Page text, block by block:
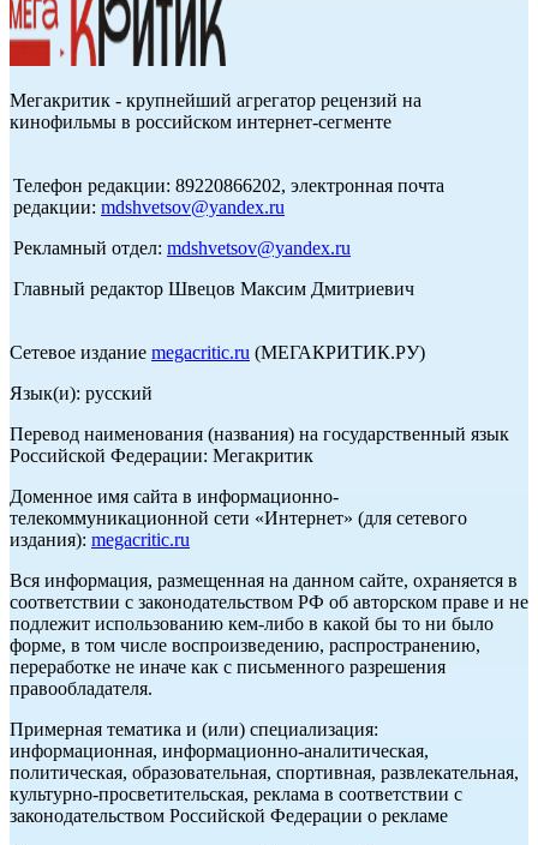
Мегакритик - крупнейший агрегатор рецензий на
кинофильмы в российском интернет-сегменте
Телефон редакции: 89220866202, электронная почта
редакции: mdshvetsov@yandex.ru
Рекламный отдел: mdshvetsov@yandex.ru
Главный редактор Швецов Максим Дмитриевич
Сетевое издание megacritic.ru (МЕГАКРИТИК.РУ)
Язык(и): русский
Перевод наименования (названия) на государственный язык
Российской Федерации: Мегакритик
Доменное имя сайта в информационно-
телекоммуникационной сети «Интернет» (для сетевого
издания): megacritic.ru
Вся информация, размещенная на данном сайте, охраняется в
соответствии с законодательством РФ об авторском праве и не
подлежит использованию кем-либо в какой бы то ни было
форме, в том числе воспроизведению, распространению,
переработке не иначе как с письменного разрешения
правообладателя.
Примерная тематика и (или) специализация:
информационная, информационно-аналитическая,
политическая, образовательная, спортивная, развлекательная,
культурно-просветительская, реклама в соответствии с
законодательством Российской Федерации о рекламе